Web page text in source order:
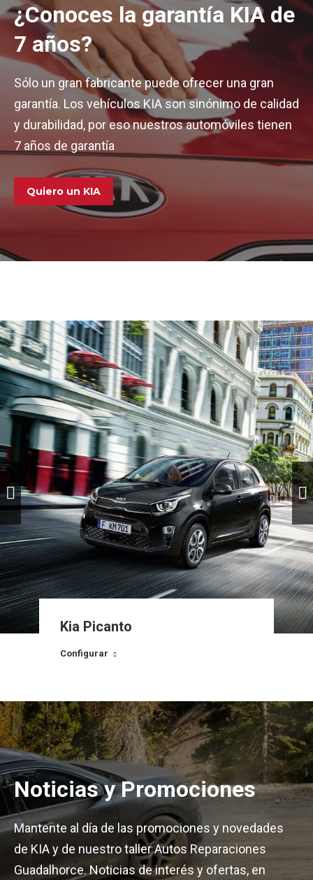
¿Conoces la garantía KIA de
7 años?
Sólo un gran fabricante puede ofrecer una gran
garantía. Los vehículos KIA son sinónimo de calidad
y durabilidad, por eso nuestros automóviles tienen
7 años de garantía
Quiero un KIA
Noticias y Promociones
Mantente al día de las promociones y novedades
de KIA y de nuestro taller Autos Reparaciones
Guadalhorce. Noticias de interés y ofertas, en